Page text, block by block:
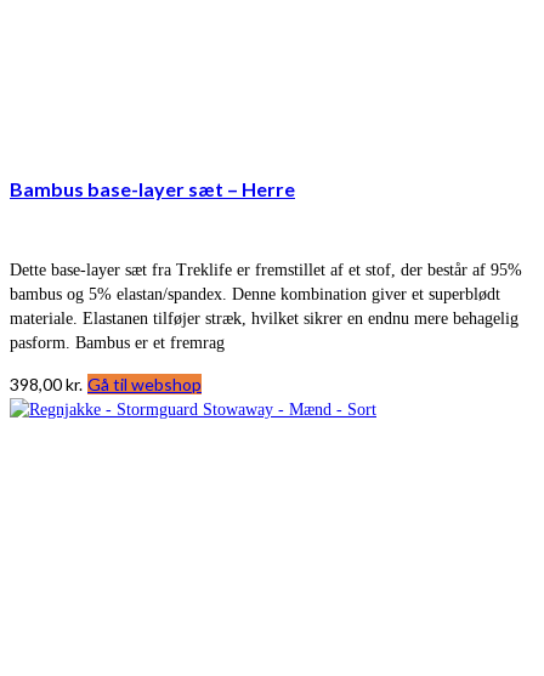
Bambus base-layer sæt – Herre
Dette base-layer sæt fra Treklife er fremstillet af et stof, der består af 95%
bambus og 5% elastan/spandex. Denne kombination giver et superblødt
materiale. Elastanen tilføjer stræk, hvilket sikrer en endnu mere behagelig
pasform. Bambus er et fremrag
398,00kr. Gå til webshop